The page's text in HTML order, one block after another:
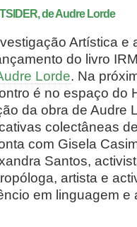
de Audre Lorde
Artística e
do livro
Lorde. Na
é no espaço do
da obra de Audre
colectâneas
com Gisela
Santos,
artista e
em linguagem e